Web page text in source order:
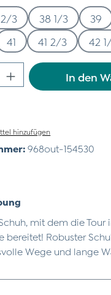
2/3 38 1/3 39
41 41 2/3 42
Gib den
In den
hinzufügen
968out-154530
mit dem die Tour
bereitet! Robuster
Wege und lange